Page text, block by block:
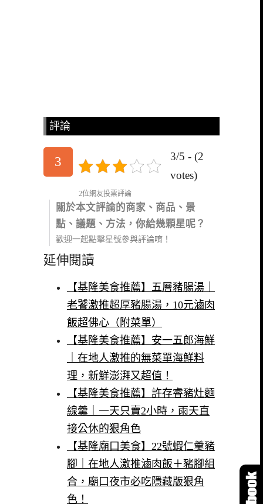
評論
3
3/5 - (2
votes)
2位網友投票評論
關於本文評論的商家、商品、景
點、議題、方法，你給幾顆星呢？
歡迎一起點擊星號參與評論唷！
延伸閱讀
【基隆美食推薦】五層豬腸湯｜
老饕激推超厚豬腸湯，10元滷肉
飯超佛心（附菜單）
【基隆美食推薦】安一五郎海鮮
｜在地人激推的無菜單海鮮料
理，新鮮澎湃又超值！
【基隆美食推薦】許存睿豬灶麵
線羹｜一天只賣2小時，雨天直
接公休的狠角色
【基隆廟口美食】22號蝦仁羹豬
腳｜在地人激推滷肉飯＋豬腳組
合，廟口夜市必吃隱藏版狠角
色！